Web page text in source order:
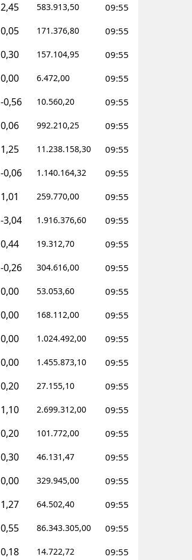
2,45 583.913,50 09:55
0,05 171.376,80 09:55
0,30 157.104,95 09:55
0,00 6.472,00 09:55
-0,56 10.560,20 09:55
0,06 992.210,25 09:55
1,25 11.238.158,30 09:55
-0,06 1.140.164,32 09:55
1,01 259.770,00 09:55
-3,04 1.916.376,60 09:55
0,44 19.312,70 09:55
-0,26 304.616,00 09:55
0,00 53.053,60 09:55
0,00 168.112,00 09:55
0,00 1.024.492,00 09:55
0,00 1.455.873,10 09:55
0,20 27.155,10 09:55
1,10 2.699.312,00 09:55
0,20 101.772,00 09:55
0,30 46.131,47 09:55
0,00 329.945,00 09:55
1,27 64.502,40 09:55
0,55 86.343.305,00 09:55
0,18 14.722,72 09:55